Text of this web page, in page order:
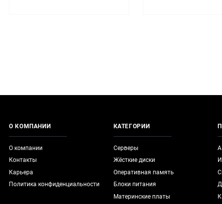
О КОМПАНИИ
О компании
Контакты
Карьера
Политика конфиденциальности
КАТЕГОРИИ
Серверы
Жёсткие диски
Оперативная память
Блоки питания
Материнские платы